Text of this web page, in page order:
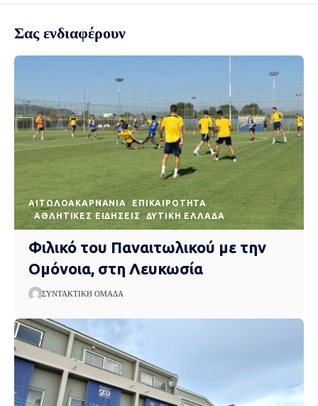
Σας ενδιαφέρουν
AΙΤΩΛΟΑΚΑΡΝΑΝΊΑ
EΠΙΚΑΙΡΌΤΗΤΑ
ΑΘΛΗΤΙΚΈΣ ΕΙΔΉΣΕΙΣ
ΔΥΤΙΚΉ ΕΛΛΆΔΑ
Φιλικό του Παναιτωλικού με την
Ομόνοια, στη Λευκωσία
ΣΥΝΤΑΚΤΙΚΉ ΟΜΆΔΑ